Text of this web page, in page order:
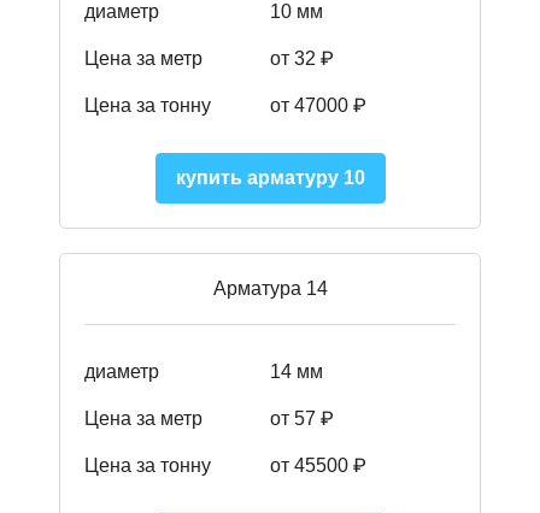
диаметр 10 мм
Цена за метр от 32 ₽
Цена за тонну от 47000 ₽
купить арматуру 10
Арматура 14
диаметр 14 мм
Цена за метр от 57 ₽
Цена за тонну от 45500 ₽